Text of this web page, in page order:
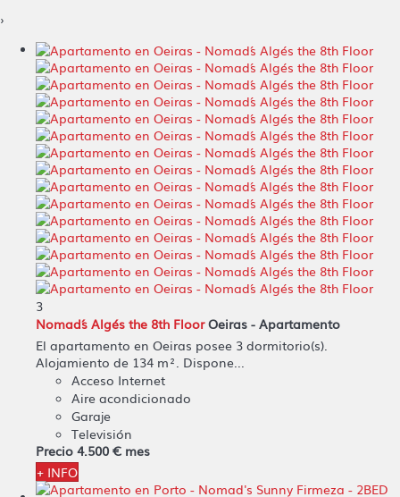
›
3
Nomad´s Algés the 8th Floor Oeiras - Apartamento
El apartamento en Oeiras posee 3 dormitorio(s).
Alojamiento de 134 m². Dispone...
Acceso Internet
Aire acondicionado
Garaje
Televisión
Precio 4.500 € mes
+ INFO